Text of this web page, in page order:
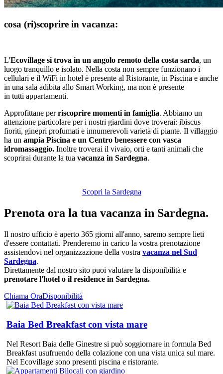
cosa (ri)scoprire in vacanza:
L'Ecovillage si trova in un angolo remoto della costa sarda, un
luogo tranquillo e isolato. Nella costa non sempre funzionano i
cellulari e il WiFi in hotel è presente al Ristorante, in Piscina e anche
in una sala adibita allo Smart Working, ma non è presente
in tutti appartamenti.
Approfittane perriscoprire momenti in famiglia. Abbiamo un
attenzione particolare per i nostri giardini dove troverai: ibiscus
fioriti, ginepri profumati e innumerevoli varietà di piante. Il villaggio
ha un ampia Piscina e un Centro benessere con vasca
idromassaggio. Inoltre troverai il vivaio, orti e tanti animali che
scoprirai durante la tua vacanza in Sardegna.
Scopri la Sardegna
Prenota ora la tua vacanza in Sardegna.
Il nostro ufficio è aperto 365 giorni all'anno, saremo sempre lieti
d'essere contattati. Prenderemo in carico la vostra prenotazione
assistendovi nel organizzazione della vostra vacanza nel Sud
Sardegna.
Direttamente dal nostro sito puoi valutare la disponibilità e
prenotare l'hotel o il residence in Sardegna.
Chiama OraDisponibilità
Baia Bed Breakfast con vista mare
Nel Resort Baia delle Ginestre si può soggiornare in formula Bed
Breakfast usufruendo della colazione con una vista unica sul mare.
Nel Ecovillage sono presenti piscina e ristorante.